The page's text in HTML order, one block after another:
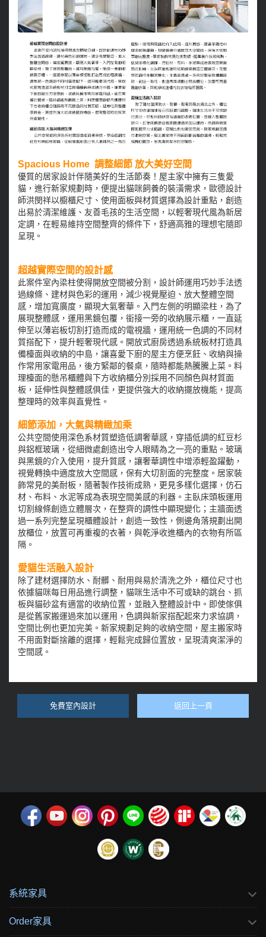
Spacious Home 調整細節 放大美好空間
優質的居家設計伴隨美好的生活節奏！屋主家中擁有三隻愛
貓，進行新家規劃時，便提出貓咪飼養的裝潢需求，歐德設計
師洪閔祥以櫥櫃尺寸、使用面板與材質選擇為設計重點，創造
出易於清潔維護、友善毛孩的生活空間，以輕奢現代風為新居
定調，在輕易維持空間整齊的條件下，舒適高雅的理想宅隨即
呈現。
超越實際空間的設計感
此案件室內梁柱使得開放空間被分割，設計師運用巧妙手法透
過線條、建材與色彩的運用，減少視覺壓迫、放大整體空間
感，增加寬廣度，顯現大氣奢華。入門左側的明顯梁柱，為了
展現整體感，運用黑鏡包覆，銜接一旁的收納展示櫃，一直延
伸至以薄岩板切割打造而成的電視牆，運用統一色調的不同材
質搭配下，提升輕奢現代感。開放式廚房透過系統板材打造具
備檯面與收納的中島，讓喜愛下廚的屋主方便烹飪、收納與操
作常用家電用品，後方緊鄰的餐桌，隨時都能熱騰騰上菜。料
理檯面的懸吊櫃體與下方收納櫃分別採用不同顏色與材質面
板，延伸性與整體感俱佳，更提供強大的收納擺放機能，提高
整理時的效率與直覺性。
細節添加，大氣與精緻加乘
公共空間使用深色系材質塑造低調奢華感，穿插低調的紅豆杉
與鋁框玻璃，從細微處創造出令人眼睛為之一亮的重點。玻璃
與黑鏡的介入使用，提升質感，讓奢華調性中增添輕盈躍動，
視覺轉換中適度放大空間感，保有大切割面的完整度。居家裝
飾常見的美耐板，隨著製作技術成熟，更見多樣化選擇，仿石
材、布料、水泥等成為表現空間美感的利器。主臥床頭板運用
切割線條創造立體層次，在整齊的調性中顯現變化；主牆面透
過一系列完整呈現櫃體設計，創造一致性，側邊角落規劃出開
放櫃位，放置可再重複的衣著，與乾淨收進櫃內的衣物有所區
隔。
愛貓生活融入設計
除了建材選擇防水、耐髒、耐用與易於清洗之外，櫃位尺寸也
依據貓咪每日用品進行調整，貓咪生活中不可或缺的跳台、抓
板與貓砂盆有適當的收納位置，並融入整體設計中。即使傢俱
是從舊家搬運過來加以運用，色調與新家搭配起來力求協調，
空間比例也更加完美。新家規劃足夠的收納空間，屋主搬家時
不用面對斷捨離的選擇，輕鬆完成歸位置放，呈現清爽潔淨的
空間感。
免費室內設計 返回上一頁
系統家具
Order家具